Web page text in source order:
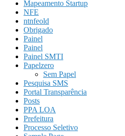
Mapeamento Startup
NFE
ntnfeold
Obrigado
Painel
Painel
Painel SMTI
Papelzero
Sem Papel
Pesquisa SMS
Portal Transparência
Posts
PPA LOA
Prefeitura
Processo Seletivo